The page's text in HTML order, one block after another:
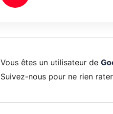
Vous êtes un utilisateur de
Suivez-nous pour ne rien